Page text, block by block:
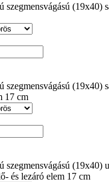
szegmensvágású (19x40)
szegmensvágású (19x40)
17 cm
szegmensvágású (19x40)
és lezáró elem 17 cm